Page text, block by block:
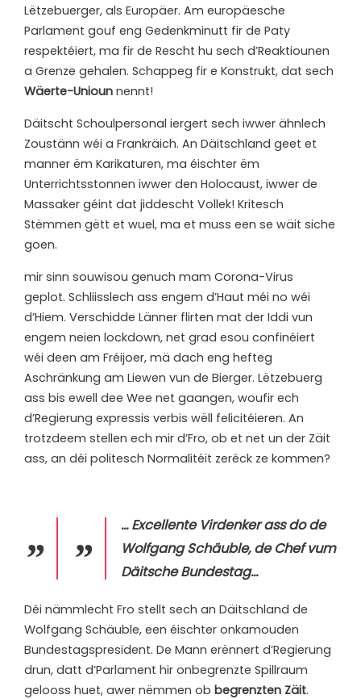
Lëtzebuerger, als Europäer. Am europäesche
Parlament gouf eng Gedenkminutt fir de Paty
respektéiert, ma fir de Rescht hu sech d’Reaktiounen
a Grenze gehalen. Schappeg fir e Konstrukt, dat sech
Wäerte-Unioun nennt!
Däitscht Schoulpersonal iergert sech iwwer ähnlech
Zoustänn wéi a Frankräich. An Däitschland geet et
manner ëm Karikaturen, ma éischter ëm
Unterrichtsstonnen iwwer den Holocaust, iwwer de
Massaker géint dat jiddescht Vollek! Kritesch
Stëmmen gëtt et wuel, ma et muss een se wäit siche
goen.
mir sinn souwisou genuch mam Corona-Virus
geplot. Schliisslech ass engem d’Haut méi no wéi
d’Hiem. Verschidde Länner flirten mat der Iddi vun
engem neien lockdown, net grad esou confinéiert
wéi deen am Fréijoer, mä dach eng hefteg
Aschränkung am Liewen vun de Bierger. Lëtzebuerg
ass bis ewell dee Wee net gaangen, woufir ech
d’Regierung expressis verbis wëll felicitéieren. An
trotzdeem stellen ech mir d’Fro, ob et net un der Zäit
ass, an déi politesch Normalitéit zeréck ze kommen?
… Excellente Virdenker ass do de
Wolfgang Schäuble, de Chef vum
Däitsche Bundestag…
Déi nämmlecht Fro stellt sech an Däitschland de
Wolfgang Schäuble, een éischter onkamouden
Bundestagspresident. De Mann erënnert d’Regierung
drun, datt d’Parlament hir onbegrenzte Spillraum
gelooss huet, awer nëmmen ob begrenzten Zäit.